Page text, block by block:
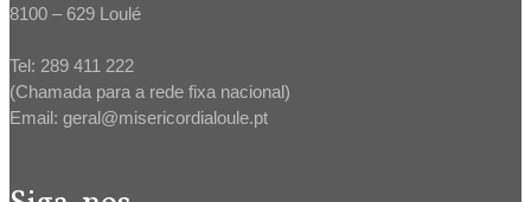
8100 – 629 Loulé
Tel: 289 411 222
(Chamada para a rede fixa nacional)
Email: geral@misericordialoule.pt